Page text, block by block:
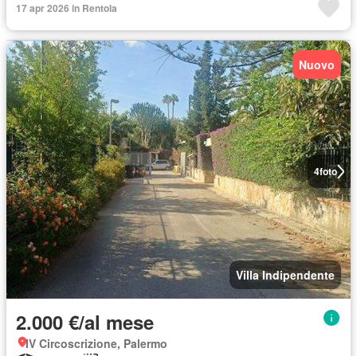
17 apr 2026 in Rentola
4foto
Nuovo
Villa Indipendente
2.000 €/al mese
IV Circoscrizione, Palermo